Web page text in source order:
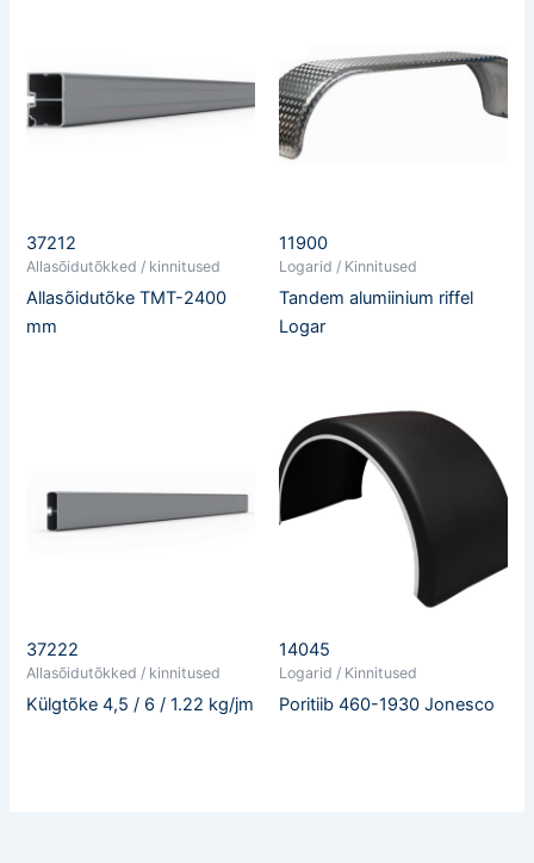
37212
Allasõidutõkked / kinnitused
Allasõidutõke TMT-2400
mm
11900
Logarid / Kinnitused
Tandem alumiinium riffel
Logar
37222
Allasõidutõkked / kinnitused
Külgtõke 4,5 / 6 / 1.22 kg/jm
14045
Logarid / Kinnitused
Poritiib 460-1930 Jonesco